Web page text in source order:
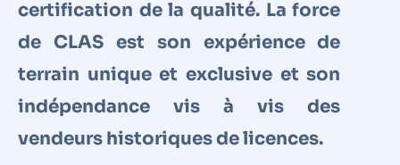
certification de la qualité. La force
de CLAS est son expérience de
terrain unique et exclusive et son
indépendance vis à vis des
vendeurs historiques de licences.